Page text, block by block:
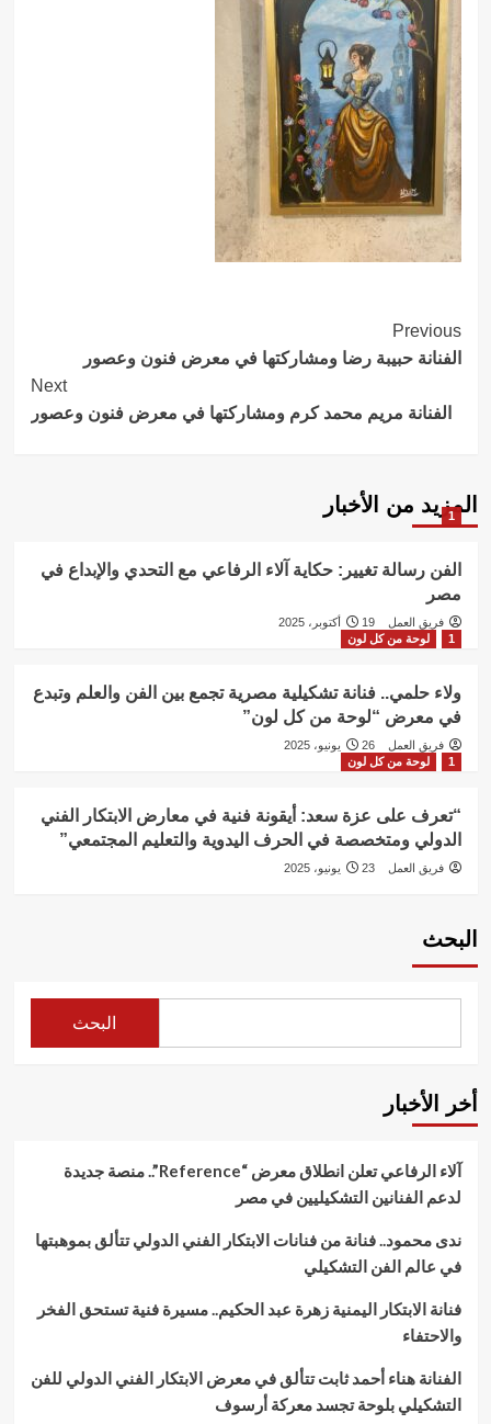
Post
Navigation
Previous
الفنانة حبيبة رضا ومشاركتها في معرض فنون وعصور
Next
الفنانة مريم محمد كرم ومشاركتها في معرض فنون وعصور
المزيد من الأخبار
1
الفن رسالة تغيير: حكاية آلاء الرفاعي مع التحدي والإبداع في
مصر
فريق العمل
19 أكتوبر، 2025
1
لوحة من كل لون
ولاء حلمي.. فنانة تشكيلية مصرية تجمع بين الفن والعلم وتبدع
في معرض “لوحة من كل لون”
فريق العمل
26 يونيو، 2025
1
لوحة من كل لون
“تعرف على عزة سعد: أيقونة فنية في معارض الابتكار الفني
الدولي ومتخصصة في الحرف اليدوية والتعليم المجتمعي”
فريق العمل 23 يونيو، 2025
البحث
البحث
أخر الأخبار
آلاء الرفاعي تعلن انطلاق معرض “Reference”.. منصة جديدة
لدعم الفنانين التشكيليين في مصر
ندى محمود.. فنانة من فنانات الابتكار الفني الدولي تتألق بموهبتها
في عالم الفن التشكيلي
فنانة الابتكار اليمنية زهرة عبد الحكيم.. مسيرة فنية تستحق الفخر
والاحتفاء
الفنانة هناء أحمد ثابت تتألق في معرض الابتكار الفني الدولي للفن
التشكيلي بلوحة تجسد معركة أرسوف